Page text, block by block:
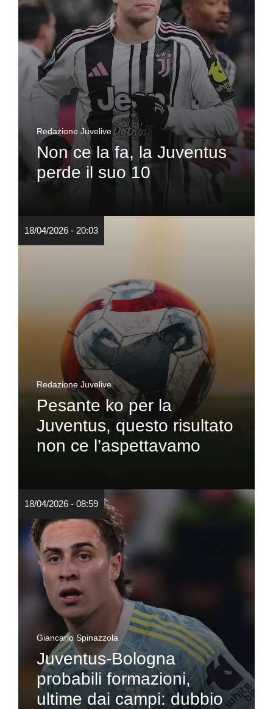
Redazione Juvelive
Non ce la fa, la Juventus
perde il suo 10
18/04/2026 - 20:03
Redazione Juvelive
Pesante ko per la
Juventus, questo risultato
non ce l’aspettavamo
18/04/2026 - 08:59
Giancarlo Spinazzola
Juventus-Bologna
probabili formazioni,
ultime dai campi: dubbio